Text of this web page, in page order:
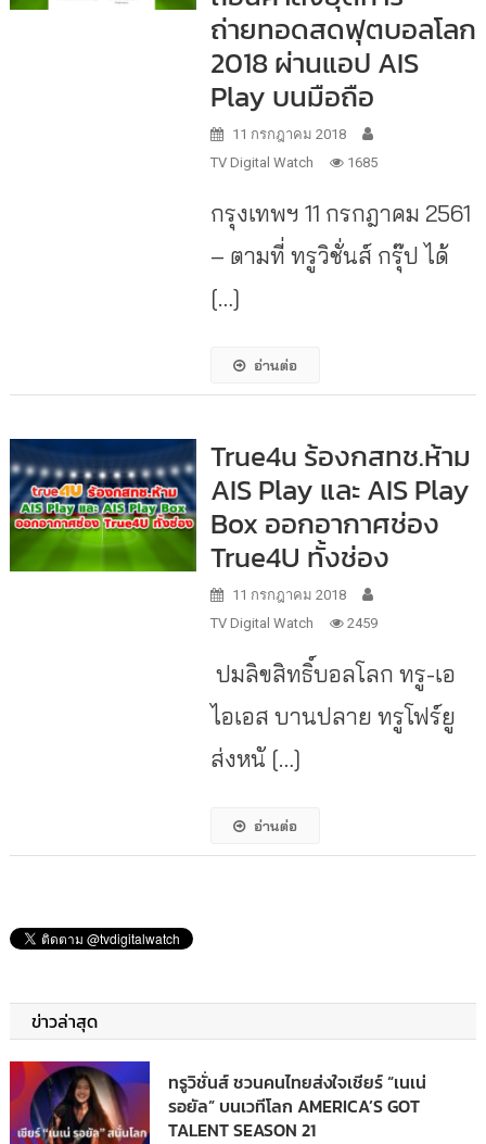
ถ่ายทอดสดฟุตบอลโลก
2018 ผ่านแอป AIS
Play บนมือถือ
11 กรกฎาคม 2018
TV Digital Watch
1685
กรุงเทพฯ 11 กรกฎาคม 2561
– ตามที่ ทรูวิชั่นส์ กรุ๊ป ได้
[…]
อ่านต่อ
True4u ร้องกสทช.ห้าม
AIS Play และ AIS Play
Box ออกอากาศช่อง
True4U ทั้งช่อง
11 กรกฎาคม 2018
TV Digital Watch
2459
ปมลิขสิทธิ์บอลโลก ทรู-เอ
ไอเอส บานปลาย ทรูโฟร์ยู
ส่งหนั […]
อ่านต่อ
ข่าวล่าสุด
ทรูวิชั่นส์ ชวนคนไทยส่งใจเชียร์ “เนเน่
รอยัล” บนเวทีโลก AMERICA’S GOT
TALENT SEASON 21